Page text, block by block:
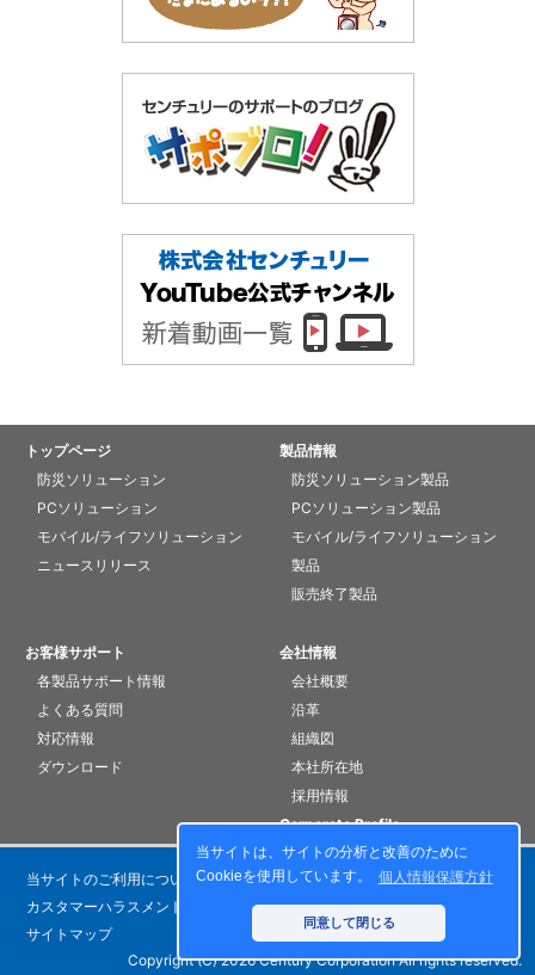
当サイトは、サイトの分析と改善のために
Cookieを使用しています。
個人情報保護方針
同意して閉じる
トップページ
防災ソリューション
PCソリューション
モバイル/ライフソリューション
ニュースリリース
製品情報
防災ソリューション製品
PCソリューション製品
モバイル/ライフソリューション
製品
販売終了製品
お客様サポート
各製品サポート情報
よくある質問
対応情報
ダウンロード
会社情報
会社概要
沿革
組織図
本社所在地
採用情報
Corporate Profile
当サイトのご利用について
個人情報保護方針
カスタマーハラスメントに対する基本方針
お問い合わせ
サイトマップ
Copyright (C) 2026 Century Corporation All rights reserved.